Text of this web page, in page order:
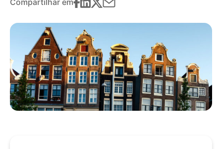
Compartilhar em